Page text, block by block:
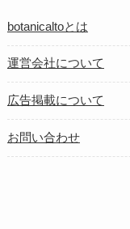
botanicaltoとは
運営会社について
広告掲載について
お問い合わせ